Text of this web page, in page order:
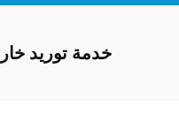
خدمة توريد